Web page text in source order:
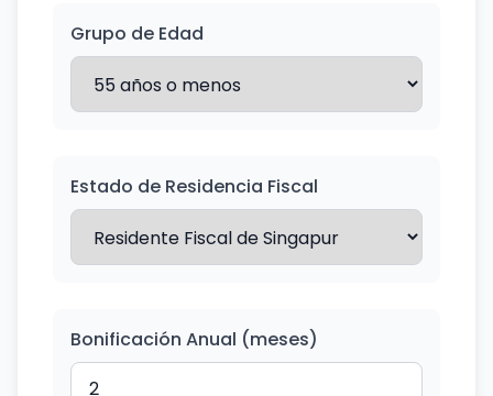
Grupo de Edad
Estado de Residencia Fiscal
Bonificación Anual (meses)